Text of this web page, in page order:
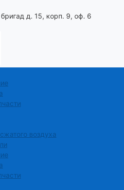
д. 15, корп. 9, оф. 6
воздуха